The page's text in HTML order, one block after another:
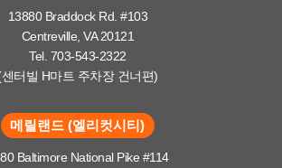
13880 Braddock Rd. #103
Centreville, VA 20121
Tel. 703-543-2322
센터빌 H마트 주차장 건너편)
메릴랜드 (엘리컷시티)
Baltimore National Pike #114